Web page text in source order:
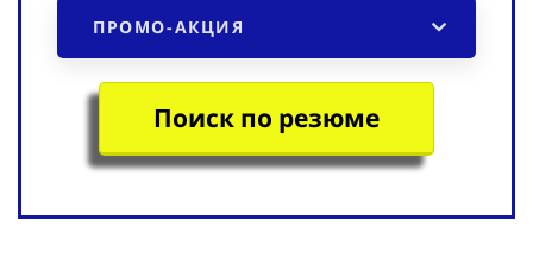
ПРОМО-АКЦИЯ
Поиск по резюме